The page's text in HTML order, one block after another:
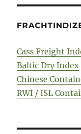
Cass Freight
Baltic Dry Index
Chinese
RWI / ISL